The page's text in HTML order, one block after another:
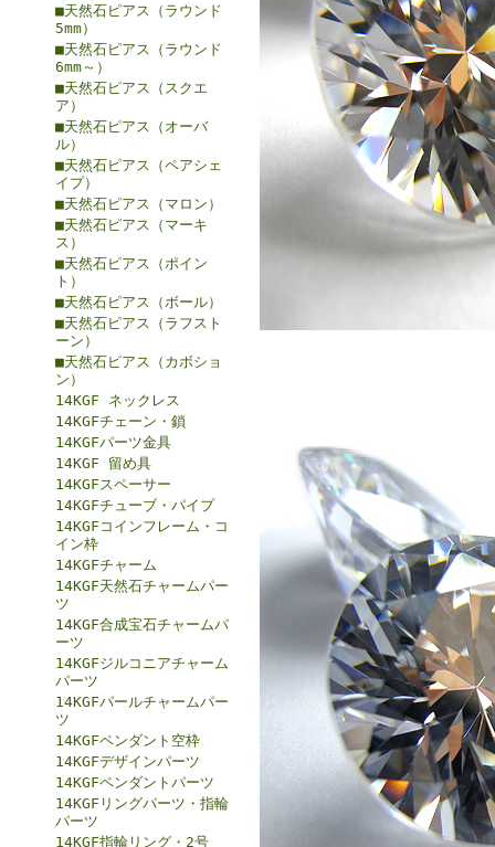
■天然石ピアス（ラウンド
5mm）
■天然石ピアス（ラウンド
6mm～）
■天然石ピアス（スクエ
ア）
■天然石ピアス（オーバ
ル）
■天然石ピアス（ペアシェ
イプ）
■天然石ピアス（マロン）
■天然石ピアス（マーキ
ス）
■天然石ピアス（ポイン
ト）
■天然石ピアス（ボール）
■天然石ピアス（ラフスト
ーン）
■天然石ピアス（カボショ
ン）
14KGF ネックレス
14KGFチェーン・鎖
14KGFパーツ金具
14KGF 留め具
14KGFスペーサー
14KGFチューブ・パイプ
14KGFコインフレーム・コ
イン枠
14KGFチャーム
14KGF天然石チャームパー
ツ
14KGF合成宝石チャームパ
ーツ
14KGFジルコニアチャーム
パーツ
14KGFパールチャームパー
ツ
14KGFペンダント空枠
14KGFデザインパーツ
14KGFペンダントパーツ
14KGFリングパーツ・指輪
パーツ
14KGF指輪リング・2号